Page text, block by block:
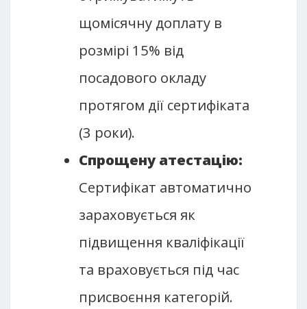
щомісячну доплату в
розмірі 15% від
посадового окладу
протягом дії сертифіката
(3 роки).
Спрощену атестацію:
Сертифікат автоматично
зараховується як
підвищення кваліфікації
та враховується під час
присвоєння категорій.